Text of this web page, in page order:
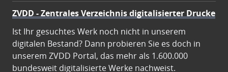
ZVDD - Zentrales Verzeichnis digitalisierter Drucke
Ist Ihr gesuchtes Werk noch nicht in unserem
digitalen Bestand? Dann probieren Sie es doch in
unserem ZVDD Portal, das mehr als 1.600.000
bundesweit digitalisierte Werke nachweist.